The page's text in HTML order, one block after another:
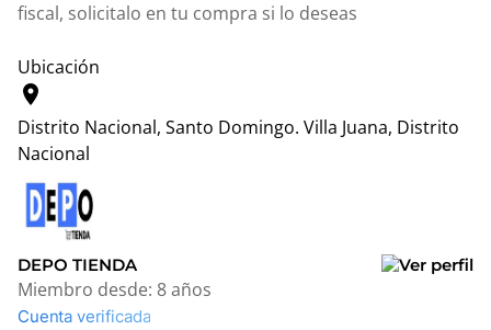
fiscal, solicitalo en tu compra si lo deseas
Ubicación
location_on
Distrito Nacional, Santo Domingo. Villa Juana, Distrito
Nacional
+
−
DEPO TIENDA
Miembro desde: 8 años
Cuenta verificada